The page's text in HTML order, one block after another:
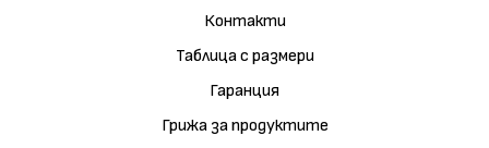
Контакти
Таблица с размери
Гаранция
Грижа за продуктите